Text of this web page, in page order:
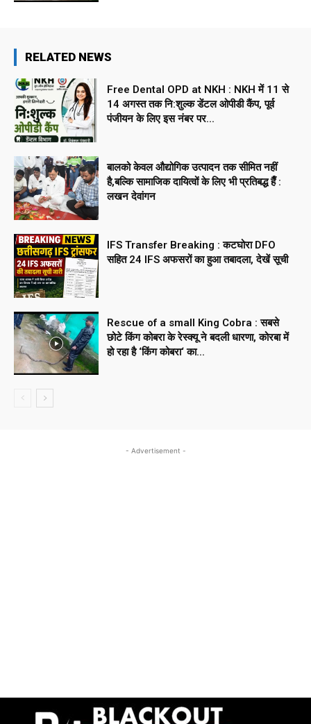
RELATED NEWS
Free Dental OPD at NKH : NKH में 11 से
14 अगस्त तक नि:शुल्क डेंटल ओपीडी कैंप, पूर्व
पंजीयन के लिए इस नंबर पर...
बालको केवल औद्योगिक उत्पादन तक सीमित नहीं
है,बल्कि सामाजिक दायित्वों के लिए भी प्रतिबद्ध हैँ :
लखन देवांगन
IFS Transfer Breaking : कटघोरा DFO
सहित 24 IFS अफसरों का हुआ तबादला, देखें सूची
Rescue of a small King Cobra : सबसे
छोटे किंग कोबरा के रेस्क्यू ने बदली धारणा, कोरबा में
हो रहा है ‘किंग कोबरा‘ का...
- Advertisement -